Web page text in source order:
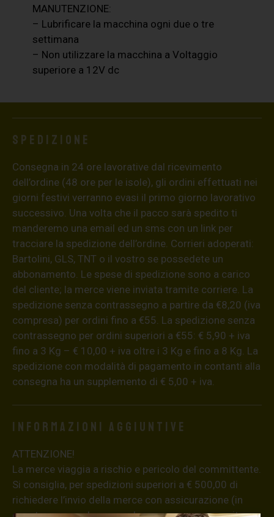
MANUTENZIONE:
– Lubrificare la macchina ogni due o tre
settimana
– Non utilizzare la macchina a Voltaggio
superiore a 12V dc
Spedizione
Consegna in 24 ore lavorative dal ricevimento
dell’ordine (48 ore per le isole), gli ordini effettuati nei
giorni festivi verranno evasi il primo giorno lavorativo
successivo. Una volta che il pacco sarà spedito ti
manderemo una email ed un sms con un link per
tracciare la spedizione dell’ordine. Corrieri adoperati:
Bartolini, GLS, TNT o il vostro se possedete un
abbonamento. Le spese di spedizione sono a carico
del cliente; la merce viene inviata tramite corriere. La
spedizione senza contrassegno a partire da €8,20 (iva
compresa) per ordini fino a €55. La spedizione senza
contrassegno per ordini superiori a €55: € 5,90 + iva
fino a 3 Kg – € 10,00 + iva oltre i 3 Kg e fino a 8 Kg. La
spedizione con modalità di pagamento in contanti alla
consegna ha un supplemento di € 5,00 + iva.
Informazioni aggiuntive
ATTENZIONE!
La merce viaggia a rischio e pericolo del committente.
Si consiglia, per spedizioni superiori a € 500,00 di
richiedere l’invio della merce con assicurazione (in